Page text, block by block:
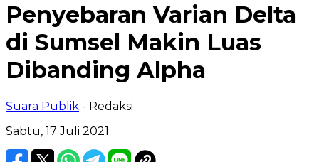
Penyebaran Varian Delta
di Sumsel Makin Luas
Dibanding Alpha
Suara Publik - Redaksi
Sabtu, 17 Juli 2021